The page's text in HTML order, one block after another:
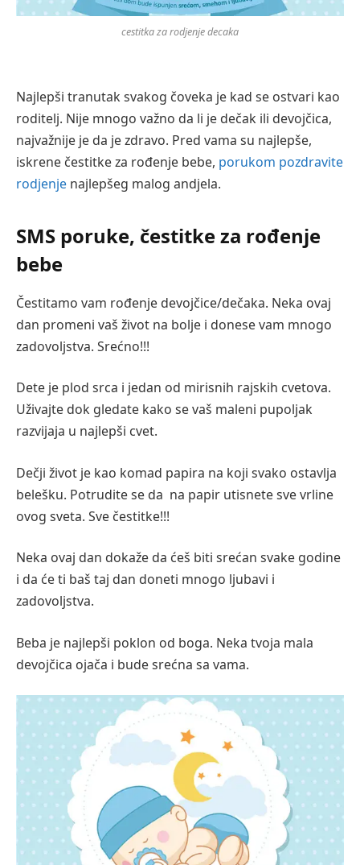
cestitka za rodjenje decaka
Najlepši tranutak svakog čoveka je kad se ostvari kao
roditelj. Nije mnogo važno da li je dečak ili devojčica,
najvažnije je da je zdravo. Pred vama su najlepše,
iskrene čestitke za rođenje bebe, porukom pozdravite
rodjenje najlepšeg malog andjela.
SMS poruke, čestitke za rođenje
bebe
Čestitamo vam rođenje devojčice/dečaka. Neka ovaj
dan promeni vaš život na bolje i donese vam mnogo
zadovoljstva. Srećno!!!
Dete je plod srca i jedan od mirisnih rajskih cvetova.
Uživajte dok gledate kako se vaš maleni pupoljak
razvijaja u najlepši cvet.
Dečji život je kao komad papira na koji svako ostavlja
belešku. Potrudite se da na papir utisnete sve vrline
ovog sveta. Sve čestitke!!!
Neka ovaj dan dokaže da ćeš biti srećan svake godine
i da će ti baš taj dan doneti mnogo ljubavi i
zadovoljstva.
Beba je najlepši poklon od boga. Neka tvoja mala
devojčica ojača i bude srećna sa vama.